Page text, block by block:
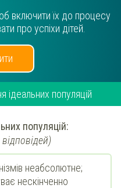
включити їх до процесу
про успіхи дітей.
ідеальних популяцій
популяцій:
неабсолютне;
нескінченно